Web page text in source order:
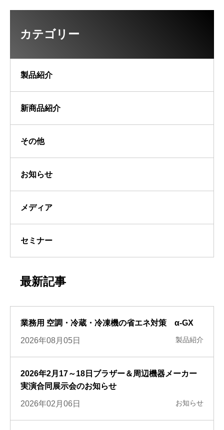
カテゴリー
製品紹介
新商品紹介
その他
お知らせ
メディア
セミナー
最新記事
業務用 空調・冷蔵・冷凍機の省エネ対策 α-GX
2026年08月05日 製品紹介
2026年2月17～18日ブラザー＆周辺機器メーカー
実演合同展示会のお知らせ
2026年02月06日 お知らせ